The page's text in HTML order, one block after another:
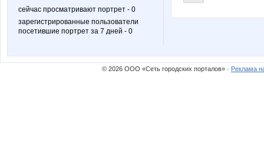
сейчас просматривают портрет - 0
зарегистрированные пользователи
посетившие портрет за 7 дней - 0
© 2026 ООО «Сеть городских порталов» · Реклама